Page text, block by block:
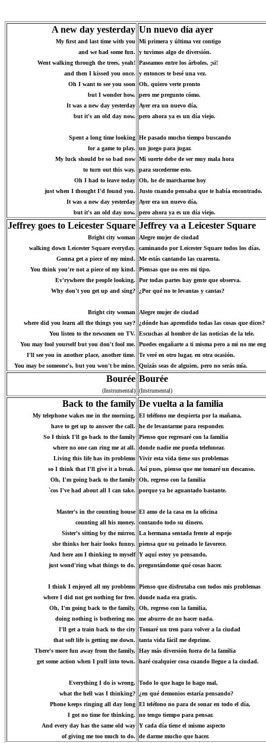
A new day yesterday
My first and last time with you
and we had some fun.
Went walking through the trees, yeah!
and then I kissed you once.
Oh I want to see you soon
but I wonder how.
It was a new day yesterday
but it's an old day now.
Spent a long time looking
for a game to play.
My luck should be so bad now
to turn out this way.
Oh I had to leave today
just when I thought I'd found you.
It was a new day yesterday
but it's an old day now.
Un nuevo día ayer
Mi primera y última vez contigo
y tuvimos algo de diversión.
Paseamos entre los árboles, ¡si!
y entonces te besé una vez.
Oh, quiero verte pronto
pero me pregunto cómo.
Ayer era un nuevo día,
pero ahora ya es un día viejo.
He pasado mucho tiempo buscando
un juego para jugar.
Mi suerte debe de ser muy mala hora
para sucederme esto.
Oh, he de marcharme hoy
Justo cuando pensaba que te había encontrado.
Ayer era un nuevo día,
pero ahora ya es un día viejo.
Jeffrey goes to Leicester Square
Bright city woman
walking down Leicester Square everyday.
Gonna get a piece of my mind.
You think you're not a piece of my kind.
Ev'rywhere the people looking.
Why don't you get up and sing?
Bright city woman
where did you learn all the things you say?
You listen to the newsmen on TV.
You may fool yourself but you don't fool me.
I'll see you in another place, another time.
You may be someone's, but you won't be mine.
Jeffrey va a Leicester Square
Alegre mujer de ciudad
caminando por Leicester Square todos los días.
Me estás cantando las cuarenta.
Piensas que no eres mi tipo.
Por todas partes hay gente que observa.
¿Por qué no te levantas y cantas?
Alegre mujer de ciudad
¿dónde has aprendido todas las cosas que dices?
Escuchas al hombre de las noticias de la tele.
Puedes engañarte a ti misma pero a mi no me
Te veré en otro lugar, en otra ocasión.
Quizás seas de alguien, pero no serás mía.
Bourée
(Instrumental)
Bourée
(Instrumental)
Back to the family
My telephone wakes me in the morning,
have to get up to answer the call.
So I think I'll go back to the family
where no one can ring me at all.
Living this life has its problems
so I think that I'll give it a break.
Oh, I'm going back to the family
`cos I've had about all I can take.
Master's in the counting house
counting all his money.
Sister's sitting by the mirror,
she thinks her hair looks funny.
And here am I thinking to myself
just wond'ring what things to do.
I think I enjoyed all my problems
where I did not get nothing for free.
Oh, I'm going back to the family,
doing nothing is bothering me.
I'll get a train back to the city
that soft life is getting me down.
There's more fun away from the family,
get some action when I pull into town.
Everything I do is wrong,
what the hell was I thinking?
Phone keeps ringing all day long
I got no time for thinking.
And every day has the same old way
of giving me too much to do.
De vuelta a la familia
El teléfono me despierta por la mañana,
he de levantarme para responder.
Pienso que regresaré con la familia
donde nadie me pueda telefonear.
Vivir esta vida tiene sus problemas
Así pues, pienso que me tomaré un descanso.
Oh, regreso con la familia
porque ya he aguantado bastante.
El amo de la casa en la oficina
contando todo su dinero.
La hermana sentada frente al espejo
piensa que su peinado le favorece.
Y aquí estoy yo pensando,
preguntándome qué cosas hacer.
Pienso que disfrutaba con todos mis problemas
donde nada era gratis.
Oh, regreso con la familia,
me aburro de no hacer nada.
Tomaré un tren para volver a la ciudad
tanta vida fácil me deprime.
Hay más diversión fuera de la familia
haré cualquier cosa cuando llegue a la ciudad.
Todo lo que hago lo hago mal,
¿en qué demonios estaría pensando?
El teléfono no para de sonar en todo el día,
no tengo tiempo para pensar.
Y cada día tiene el mismo aspecto
de darme mucho que hacer.